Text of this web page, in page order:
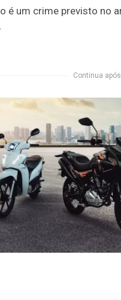
é um crime previsto no
Continua